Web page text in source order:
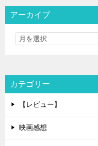
アーカイブ
カテゴリー
【レビュー】
映画感想